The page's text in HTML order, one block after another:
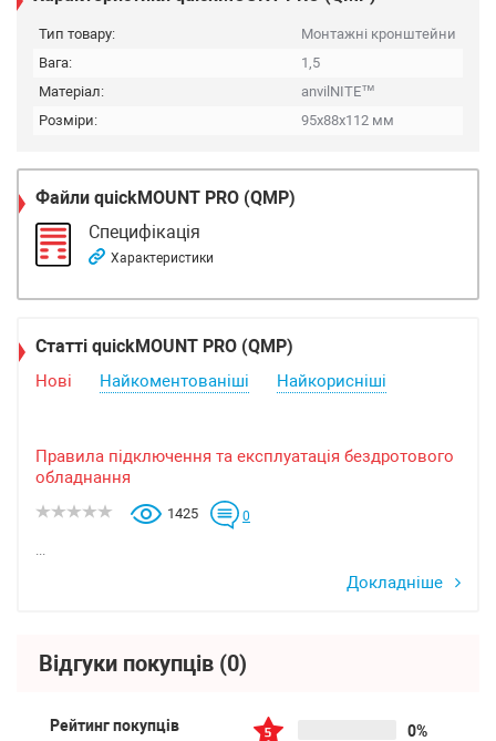
Тип товару:
Монтажні кронштейни
Вага:
1,5
Матеріал:
anvilNITE™
Розміри:
95x88x112 мм
Файли quickMOUNT PRO (QMP)
Специфікація
Характеристики
Статті quickMOUNT PRO (QMP)
Нові Найкоментованіші Найкорисніші
Правила підключення та експлуатація бездротового
обладнання
1425 0
...
Докладніше
Відгуки покупців (0)
Рейтинг покупців 0%